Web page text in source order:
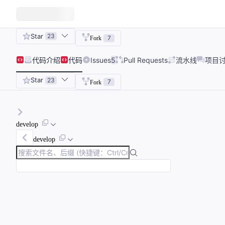
Star 23 Fork 7
代码介绍 代码 Issues5 Pull Requests 流水线 项目
Star 23 Fork 7
develop
develop